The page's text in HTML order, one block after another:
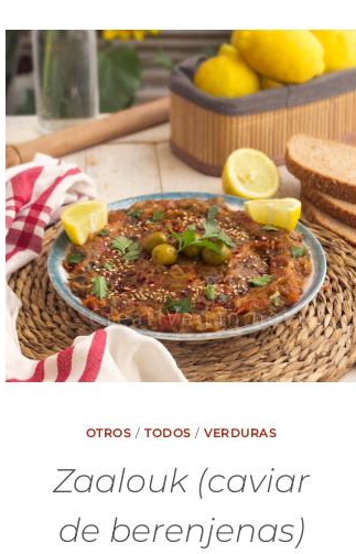
OTROS /TODOS /VERDURAS
Zaalouk (caviar
de berenjenas)